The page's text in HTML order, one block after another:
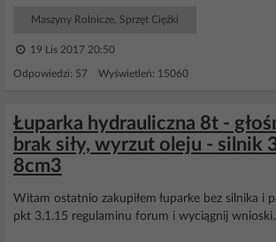
Maszyny Rolnicze, Sprzęt Ciężki
19 Lis 2017 20:50
Odpowiedzi: 57 Wyświetleń: 15060
Łuparka hydrauliczna 8t -
brak siły, wyrzut oleju - silnik
8cm3
Witam ostatnio zakupiłem łuparke bez silnika i
pkt 3.1.15 regulaminu forum i wyciągnij wnioski.